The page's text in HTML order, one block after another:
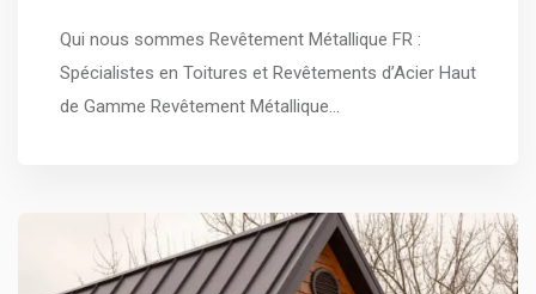
Qui nous sommes Revêtement Métallique FR :
Spécialistes en Toitures et Revêtements d’Acier Haut
de Gamme Revêtement Métallique…